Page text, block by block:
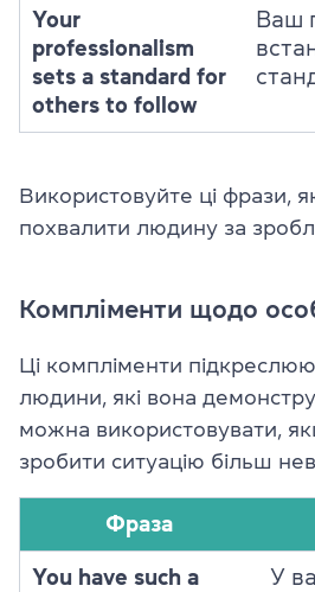
Your
professionalism
sets a standard for
others to follow
Ваш
Використовуйте ці фрази,
похвалити людину за
Компліменти щодо
Ці компліменти
людини, які вона
можна використовувати,
зробити ситуацію більш
Фраза
You have such a
У